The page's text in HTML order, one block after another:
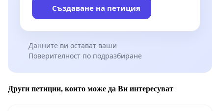
Създаване на петиция
Данните ви остават ваши
Поверителност по подразбиране
Други петиции, които може да Ви интересуват